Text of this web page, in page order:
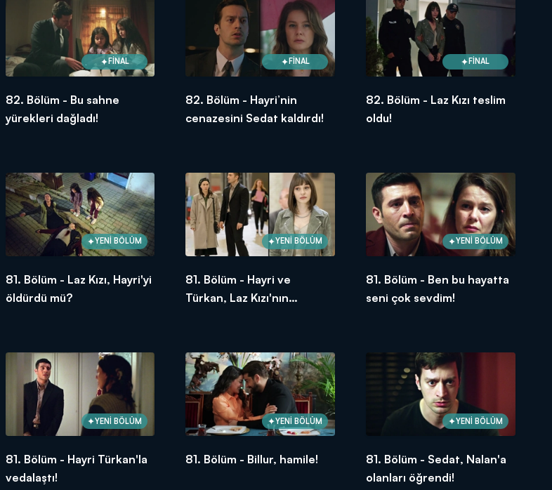
FİNAL
82. Bölüm - Bu sahne
yürekleri dağladı!
FİNAL
82. Bölüm - Hayri’nin
cenazesini Sedat kaldırdı!
FİNAL
82. Bölüm - Laz Kızı teslim
oldu!
YENİ BÖLÜM
81. Bölüm - Laz Kızı, Hayri'yi
öldürdü mü?
YENİ BÖLÜM
81. Bölüm - Hayri ve
Türkan, Laz Kızı'nın
YENİ BÖLÜM
81. Bölüm - Ben bu hayatta
seni çok sevdim!
YENİ BÖLÜM
81. Bölüm - Hayri Türkan'la
vedalaştı!
YENİ BÖLÜM
81. Bölüm - Billur, hamile!
YENİ BÖLÜM
81. Bölüm - Sedat, Nalan'a
olanları öğrendi!